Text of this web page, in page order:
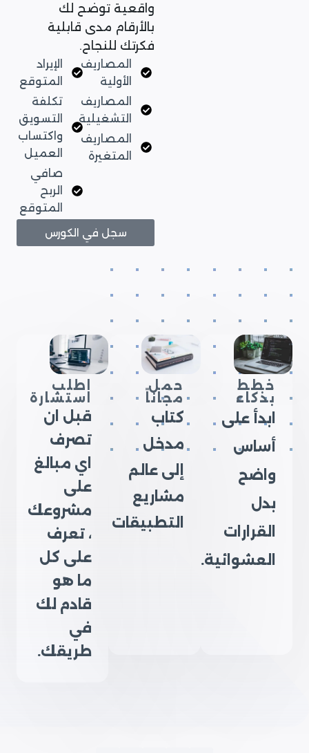
واقعية توضح لك
بالأرقام مدى قابلية
فكرتك للنجاح.
المصاريف
الأولية
المصاريف
التشغيلية
المصاريف
المتغيرة
الإيراد
المتوقع
تكلفة
التسويق
واكتساب
العميل
صافي
الربح
المتوقع
سجل في الكورس
خطط
بذكاء
ابدأ على
أساس
واضح
بدل
القرارات
العشوائية.
حمل
مجاناً
كتاب
مدخل
إلى عالم
مشاريع
التطبيقات
اطلب
استشارة
قبل ان
تصرف
اي مبالغ
على
مشروعك
، تعرف
على كل
ما هو
قادم لك
في
طريقك.